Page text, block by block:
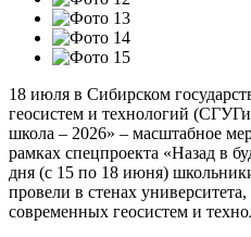
18 июля в Сибирском
геосистем и технологий
школа – 2026» – масштабное
рамках спецпроекта «Назад в
дня (с 15 по 18 июня)
провели в стенах
современных геосистем и